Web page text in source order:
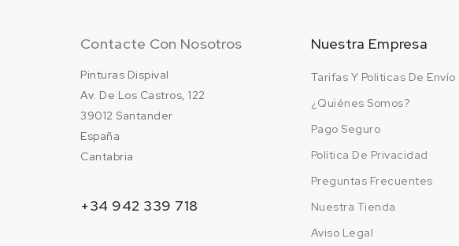
Contacte Con Nosotros
Pinturas Dispival
Av. De Los Castros, 122
39012 Santander
España
Cantabria
+34 942 339 718
Nuestra Empresa
Tarifas Y Politicas De Envío
¿Quiénes Somos?
Pago Seguro
Política De Privacidad
Preguntas Frecuentes
Nuestra Tienda
Aviso Legal